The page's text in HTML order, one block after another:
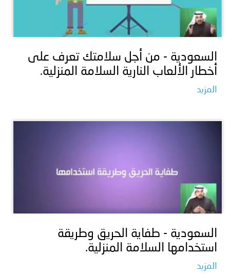
السعودية - من أجل سلامتك تعرف على
أخطار الألعاب النارية السلامة المنزلية.
المزيد
السعودية - طفاية الحريق وطريقة
استخدامها السلامة المنزلية.
المزيد